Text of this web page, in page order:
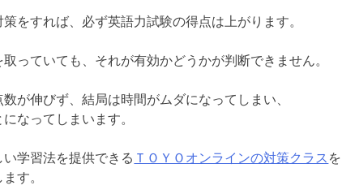
をすれば、必ず英語力試験の得点は上がります。
っていても、それが有効かどうかが判断できません。
が伸びず、結局は時間がムダになってしまい、
なってしまいます。
学習法を提供できる ＴＯＹＯオンラインの対策クラス を
す。